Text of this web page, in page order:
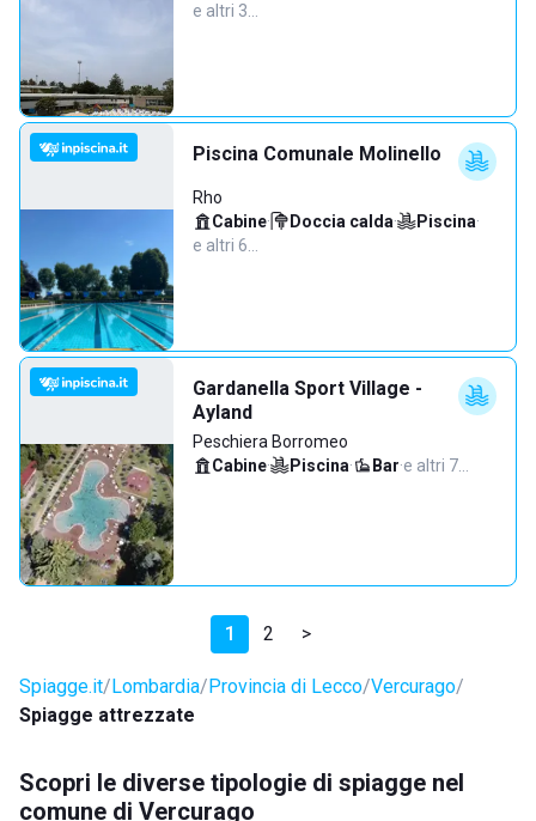
e altri 3…
Piscina Comunale Molinello
Rho
Cabine· Doccia calda· Piscina·
e altri 6…
Gardanella Sport Village -
Ayland
Peschiera Borromeo
Cabine· Piscina· Bar·e altri 7…
1 2 >
Spiagge.it Lombardia Provincia di Lecco Vercurago
Spiagge attrezzate
Scopri le diverse tipologie di spiagge nel
comune di Vercurago